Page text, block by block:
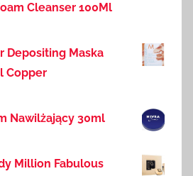
Cleanser 100Ml
Depositing Maska
Copper
Nawilżający 30ml
Million Fabulous